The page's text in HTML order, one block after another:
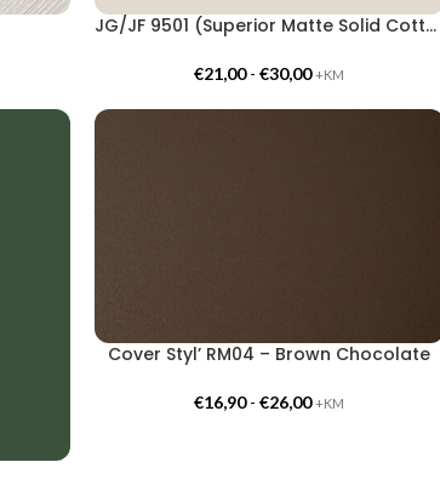
JG/JF 9501 (Superior Matte Solid Cotton)
€21,00-€30,00 +KM
Cover Styl’ RM04 – Brown Chocolate
€16,90-€26,00 +KM